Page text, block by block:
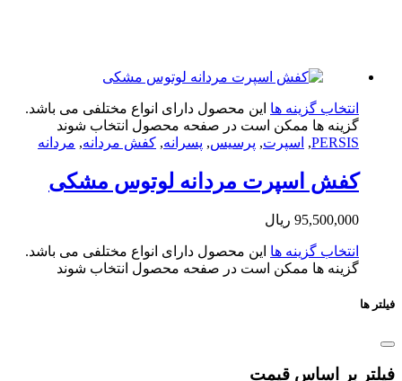
گزینه ها این محصول دارای انواع مختلفی می باشد.
ها ممکن است در صفحه محصول انتخاب شوند
اسپرت,پرسیس, پسرانه ,کفش مردانه, مردانه
اسپرت مردانه لوتوس مشکی
ریال
گزینه ها این محصول دارای انواع مختلفی می باشد.
ها ممکن است در صفحه محصول انتخاب شوند
اساس قیمت